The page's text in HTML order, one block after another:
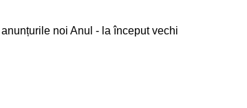
noi Anul - la început vechi